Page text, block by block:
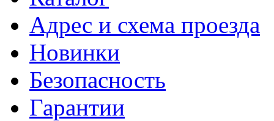
Адрес и схема проезда
Новинки
Безопасность
Гарантии